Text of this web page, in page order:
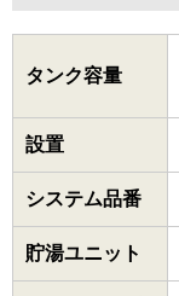
タンク容量
設置
システム品番
貯湯ユニット